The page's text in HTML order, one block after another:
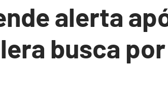
alerta
busca